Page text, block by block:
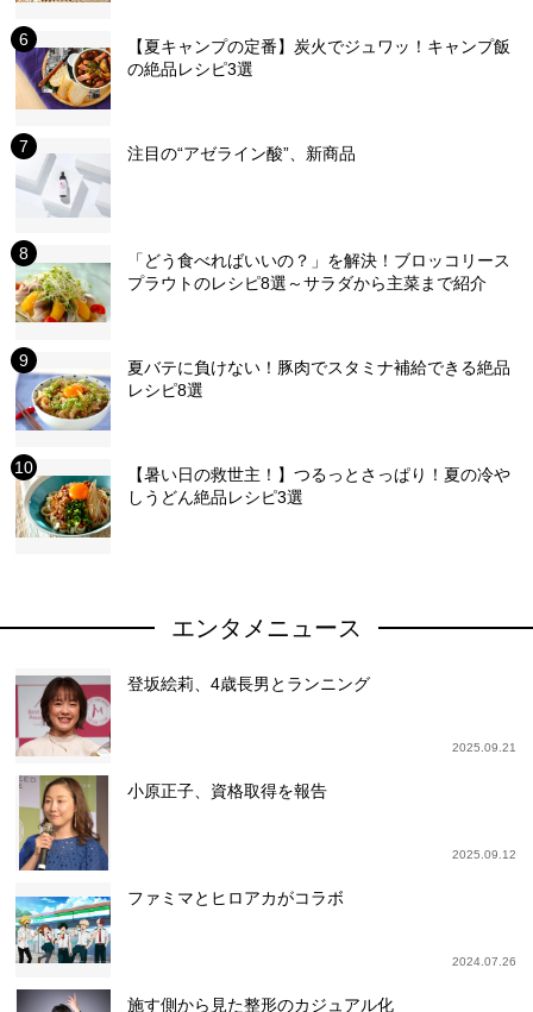
【夏キャンプの定番】炭火でジュワッ！キャンプ飯
の絶品レシピ3選
注目の“アゼライン酸”、新商品
「どう食べればいいの？」を解決！ブロッコリース
プラウトのレシピ8選～サラダから主菜まで紹介
夏バテに負けない！豚肉でスタミナ補給できる絶品
レシピ8選
【暑い日の救世主！】つるっとさっぱり！夏の冷や
しうどん絶品レシピ3選
エンタメニュース
登坂絵莉、4歳長男とランニング
2025.09.21
小原正子、資格取得を報告
2025.09.12
ファミマとヒロアカがコラボ
2024.07.26
施す側から見た整形のカジュアル化